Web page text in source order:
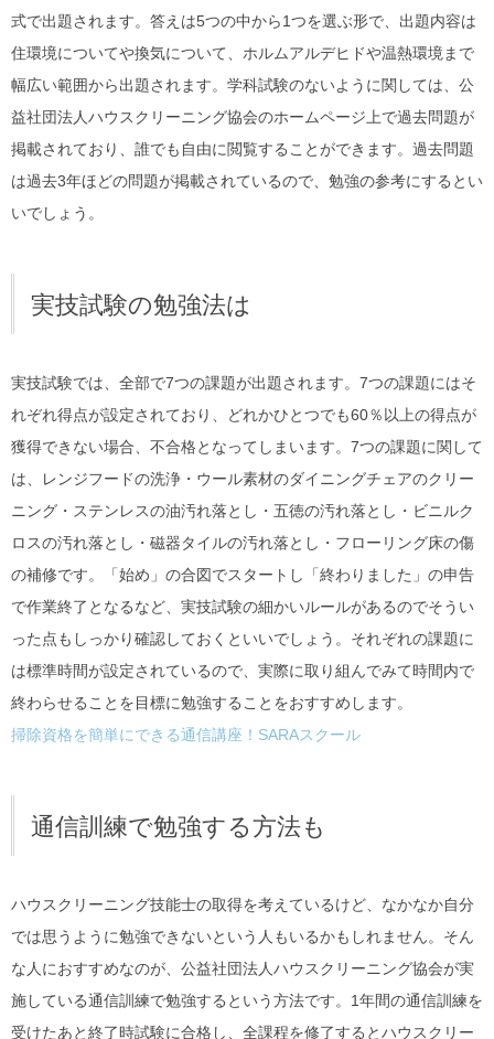
式で出題されます。答えは5つの中から1つを選ぶ形で、出題内容は
住環境についてや換気について、ホルムアルデヒドや温熱環境まで
幅広い範囲から出題されます。学科試験のないように関しては、公
益社団法人ハウスクリーニング協会のホームページ上で過去問題が
掲載されており、誰でも自由に閲覧することができます。過去問題
は過去3年ほどの問題が掲載されているので、勉強の参考にするとい
いでしょう。
実技試験の勉強法は
実技試験では、全部で7つの課題が出題されます。7つの課題にはそ
れぞれ得点が設定されており、どれかひとつでも60％以上の得点が
獲得できない場合、不合格となってしまいます。7つの課題に関して
は、レンジフードの洗浄・ウール素材のダイニングチェアのクリー
ニング・ステンレスの油汚れ落とし・五徳の汚れ落とし・ビニルク
ロスの汚れ落とし・磁器タイルの汚れ落とし・フローリング床の傷
の補修です。「始め」の合図でスタートし「終わりました」の申告
で作業終了となるなど、実技試験の細かいルールがあるのでそうい
った点もしっかり確認しておくといいでしょう。それぞれの課題に
は標準時間が設定されているので、実際に取り組んでみて時間内で
終わらせることを目標に勉強することをおすすめします。
掃除資格を簡単にできる通信講座！SARAスクール
通信訓練で勉強する方法も
ハウスクリーニング技能士の取得を考えているけど、なかなか自分
では思うように勉強できないという人もいるかもしれません。そん
な人におすすめなのが、公益社団法人ハウスクリーニング協会が実
施している通信訓練で勉強するという方法です。1年間の通信訓練を
受けたあと終了時試験に合格し、全課程を修了するとハウスクリー